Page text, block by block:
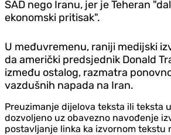
SAD nego Iranu, jer je Teheran
ekonomski pritisak".
U međuvremenu, raniji medijski
da američki predsjednik Donald
između ostalog, razmatra
vazdušnih napada na Iran.
Preuzimanje dijelova teksta ili teksta
dozvoljeno uz obavezno navođenje
postavljanje linka ka izvornom tekstu